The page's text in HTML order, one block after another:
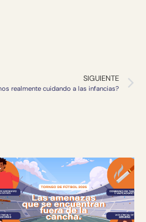
SIGUIENTE
realmente cuidando a las infancias?